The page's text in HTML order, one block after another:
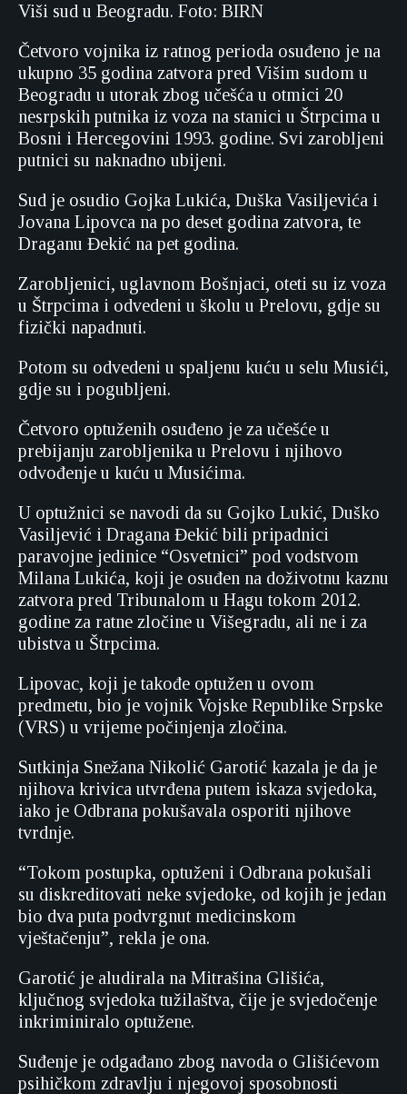
Viši sud u Beogradu. Foto: BIRN
Četvoro vojnika iz ratnog perioda osuđeno je na
ukupno 35 godina zatvora pred Višim sudom u
Beogradu u utorak zbog učešća u otmici 20
nesrpskih putnika iz voza na stanici u Štrpcima u
Bosni i Hercegovini 1993. godine. Svi zarobljeni
putnici su naknadno ubijeni.
Sud je osudio Gojka Lukića, Duška Vasiljevića i
Jovana Lipovca na po deset godina zatvora, te
Draganu Đekić na pet godina.
Zarobljenici, uglavnom Bošnjaci, oteti su iz voza
u Štrpcima i odvedeni u školu u Prelovu, gdje su
fizički napadnuti.
Potom su odvedeni u spaljenu kuću u selu Musići,
gdje su i pogubljeni.
Četvoro optuženih osuđeno je za učešće u
prebijanju zarobljenika u Prelovu i njihovo
odvođenje u kuću u Musićima.
U optužnici se navodi da su Gojko Lukić, Duško
Vasiljević i Dragana Đekić bili pripadnici
paravojne jedinice “Osvetnici” pod vodstvom
Milana Lukića, koji je osuđen na doživotnu kaznu
zatvora pred Tribunalom u Hagu tokom 2012.
godine za ratne zločine u Višegradu, ali ne i za
ubistva u Štrpcima.
Lipovac, koji je takođe optužen u ovom
predmetu, bio je vojnik Vojske Republike Srpske
(VRS) u vrijeme počinjenja zločina.
Sutkinja Snežana Nikolić Garotić kazala je da je
njihova krivica utvrđena putem iskaza svjedoka,
iako je Odbrana pokušavala osporiti njihove
tvrdnje.
“Tokom postupka, optuženi i Odbrana pokušali
su diskreditovati neke svjedoke, od kojih je jedan
bio dva puta podvrgnut medicinskom
vještačenju”, rekla je ona.
Garotić je aludirala na Mitrašina Glišića,
ključnog svjedoka tužilaštva, čije je svjedočenje
inkriminiralo optužene.
Suđenje je odgađano zbog navoda o Glišićevom
psihičkom zdravlju i njegovoj sposobnosti